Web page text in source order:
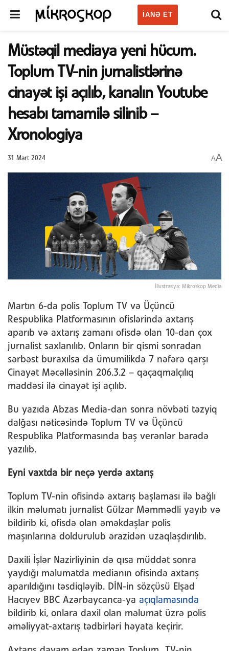
IANƏ ET
Müstəqil mediaya yeni hücum.
Toplum TV-nin jurnalistlərinə
cinayət işi açılıb, kanalın Youtube
hesabı tamamilə silinib –
Xronologiya
31 Mart 2024 AA
İllustrasiya: Mikroskop Media
Martın 6-da polis Toplum TV və Üçüncü
Respublika Platformasının ofislərində axtarış
aparıb və axtarış zamanı ofisdə olan 10-dan çox
jurnalist saxlanılıb. Onların bir qismi sonradan
sərbəst buraxılsa da ümumilikdə 7 nəfərə qarşı
Cinayət Məcəlləsinin 206.3.2 – qaçaqmalçılıq
maddəsi ilə cinayət işi açılıb.
Bu yazıda Abzas Media-dan sonra növbəti təzyiq
dalğası nəticəsində Toplum TV və Üçüncü
Respublika Platformasında baş verənlər barədə
yazılıb.
Eyni vaxtda bir neçə yerdə axtarış
Toplum TV-nin ofisində axtarış başlaması ilə bağlı
ilkin məlumatı jurnalist Gülzar Məmmədli yayıb və
bildirib ki, ofisdə olan əməkdaşlar polis
maşınlarına doldurulub ərazidən uzaqlaşdırılıb.
Daxili İşlər Nazirliyinin də qısa müddət sonra
yaydığı məlumatda medianın ofisində axtarış
aparıldığını təsdiqləyib. DİN-in sözçüsü Elşad
Hacıyev BBC Azərbaycanca-ya açıqlamasında
bildirib ki, onlara daxil olan məlumat üzrə polis
əməliyyat-axtarış tədbirləri həyata keçirir.